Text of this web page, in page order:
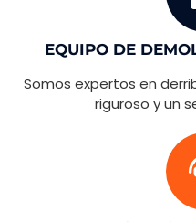
EQUIPO DE
Somos expertos en
riguroso y un